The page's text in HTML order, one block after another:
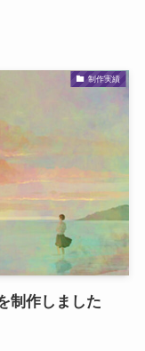
制作実績
制作しました